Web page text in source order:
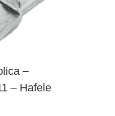
–
– Hafele